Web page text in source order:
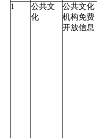
1
公共文
化
公共文化
机构免费
开放信息